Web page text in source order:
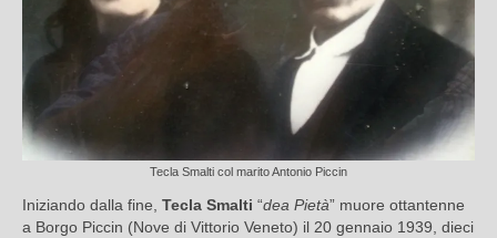
Tecla Smalti col marito Antonio Piccin
Iniziando dalla fine, Tecla Smalti “dea Pietà” muore ottantenne
a Borgo Piccin (Nove di Vittorio Veneto) il 20 gennaio 1939, dieci